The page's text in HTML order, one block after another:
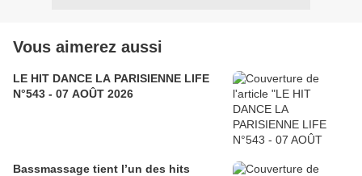
Vous aimerez aussi
LE HIT DANCE LA PARISIENNE LIFE
N°543 - 07 AOÛT 2026
Bassmassage tient l’un des hits